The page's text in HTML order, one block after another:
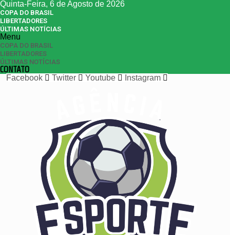
Quinta-Feira, 6 de Agosto de 2026
COPA DO BRASIL
LIBERTADORES
ÚLTIMAS NOTÍCIAS
Menu
COPA DO BRASIL
LIBERTADORES
ÚLTIMAS NOTÍCIAS
CONTATO
Facebook
Twitter Youtube Instagram